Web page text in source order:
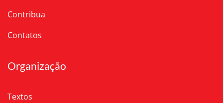
Contribua
Contatos
Organização
Textos